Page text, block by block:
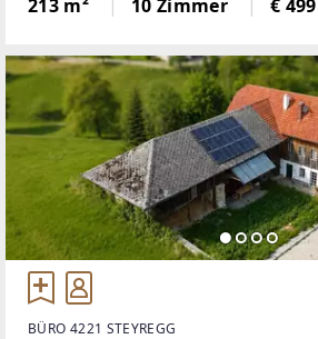
durchdachte Aufteilung
213 m² 10 Zimmer €
BÜRO 4221 STEYREGG